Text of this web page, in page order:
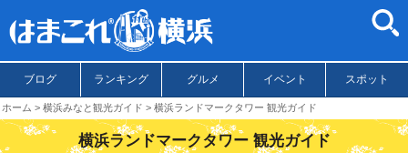
ブログ ランキング グルメ イベント スポット
ホーム 横浜みなと観光ガイド 横浜ランドマークタワー 観光ガイド
横浜ランドマークタワー 観光ガイド